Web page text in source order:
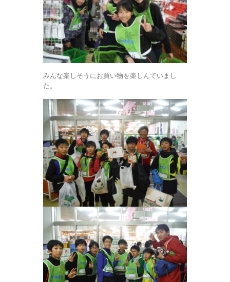
みんな楽しそうにお買い物を楽しんでいまし
た。